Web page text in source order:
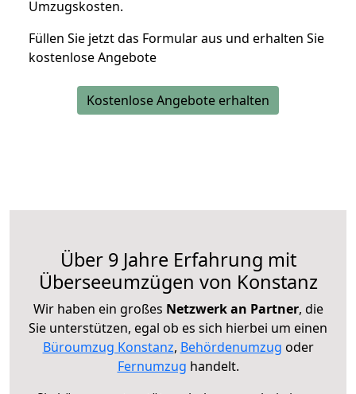
Umzugskosten.
Füllen Sie jetzt das Formular aus und erhalten Sie
kostenlose Angebote
Kostenlose Angebote erhalten
Über 9 Jahre Erfahrung mit
Überseeumzügen von Konstanz
Wir haben ein großes Netzwerk an Partner, die
Sie unterstützen, egal ob es sich hierbei um einen
Büroumzug Konstanz, Behördenumzug oder
Fernumzug handelt.